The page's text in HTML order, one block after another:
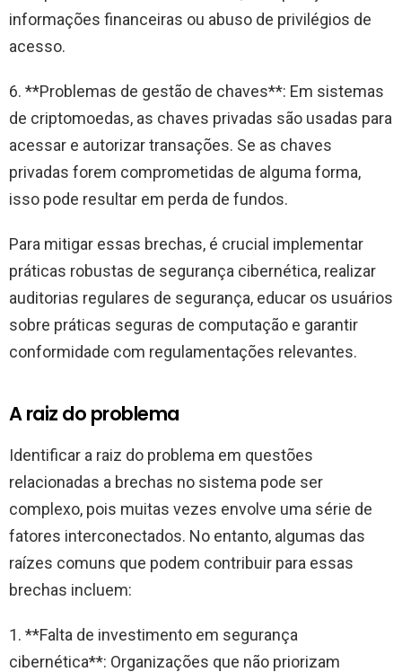
informações financeiras ou abuso de privilégios de
acesso.
6. **Problemas de gestão de chaves**: Em sistemas
de criptomoedas, as chaves privadas são usadas para
acessar e autorizar transações. Se as chaves
privadas forem comprometidas de alguma forma,
isso pode resultar em perda de fundos.
Para mitigar essas brechas, é crucial implementar
práticas robustas de segurança cibernética, realizar
auditorias regulares de segurança, educar os usuários
sobre práticas seguras de computação e garantir
conformidade com regulamentações relevantes.
A raiz do problema
Identificar a raiz do problema em questões
relacionadas a brechas no sistema pode ser
complexo, pois muitas vezes envolve uma série de
fatores interconectados. No entanto, algumas das
raízes comuns que podem contribuir para essas
brechas incluem:
1. **Falta de investimento em segurança
cibernética**: Organizações que não priorizam